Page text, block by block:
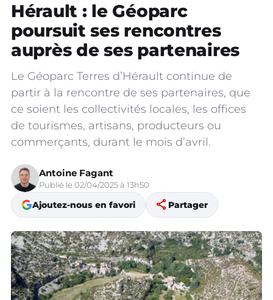
Hérault : le Géoparc
poursuit ses rencontres
auprès de ses partenaires
Le Géoparc Terres d’Hérault continue de
partir à la rencontre de ses partenaires, que
ce soient les collectivités locales, les offices
de tourismes, artisans, producteurs ou
commerçants, durant le mois d’avril.
Antoine Fagant
Publié le 02/04/2025 à 13h50
Ajoutez-nous en favori share Partager